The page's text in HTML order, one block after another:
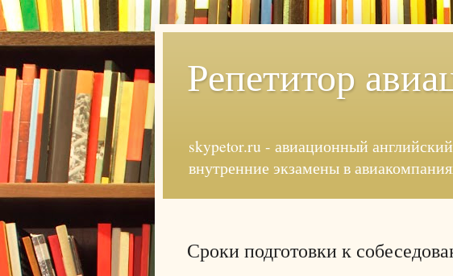
Репетитор
skypetor.ru - авиационный
внутренние экзамены в
Сроки подготовки к